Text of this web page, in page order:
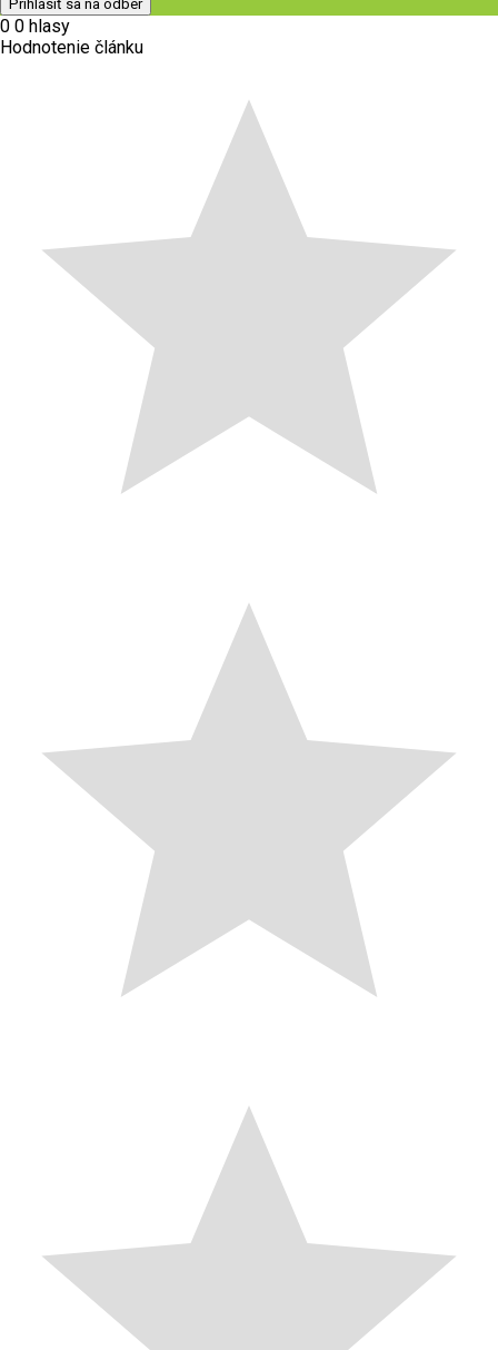
0 0 hlasy
Hodnotenie článku